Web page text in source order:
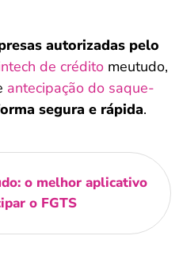
autorizadas pelo
de crédito meutudo,
antecipação do saque-
segura e rápida.
o melhor aplicativo
o FGTS